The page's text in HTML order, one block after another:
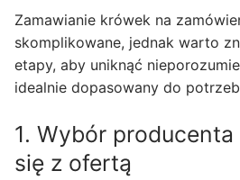
Zamawianie krówek na
skomplikowane, jednak warto
etapy, aby uniknąć
idealnie dopasowany do
1. Wybór
się z ofertą